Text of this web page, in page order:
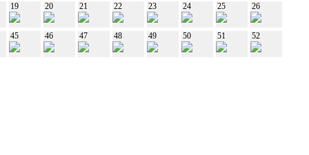
19 20 21 22 23 24 25 26
45 46 47 48 49 50 51 52